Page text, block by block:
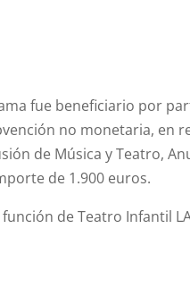
fue beneficiario por
no monetaria, en
de Música y Teatro,
de 1.900 euros.
de Teatro Infantil LA